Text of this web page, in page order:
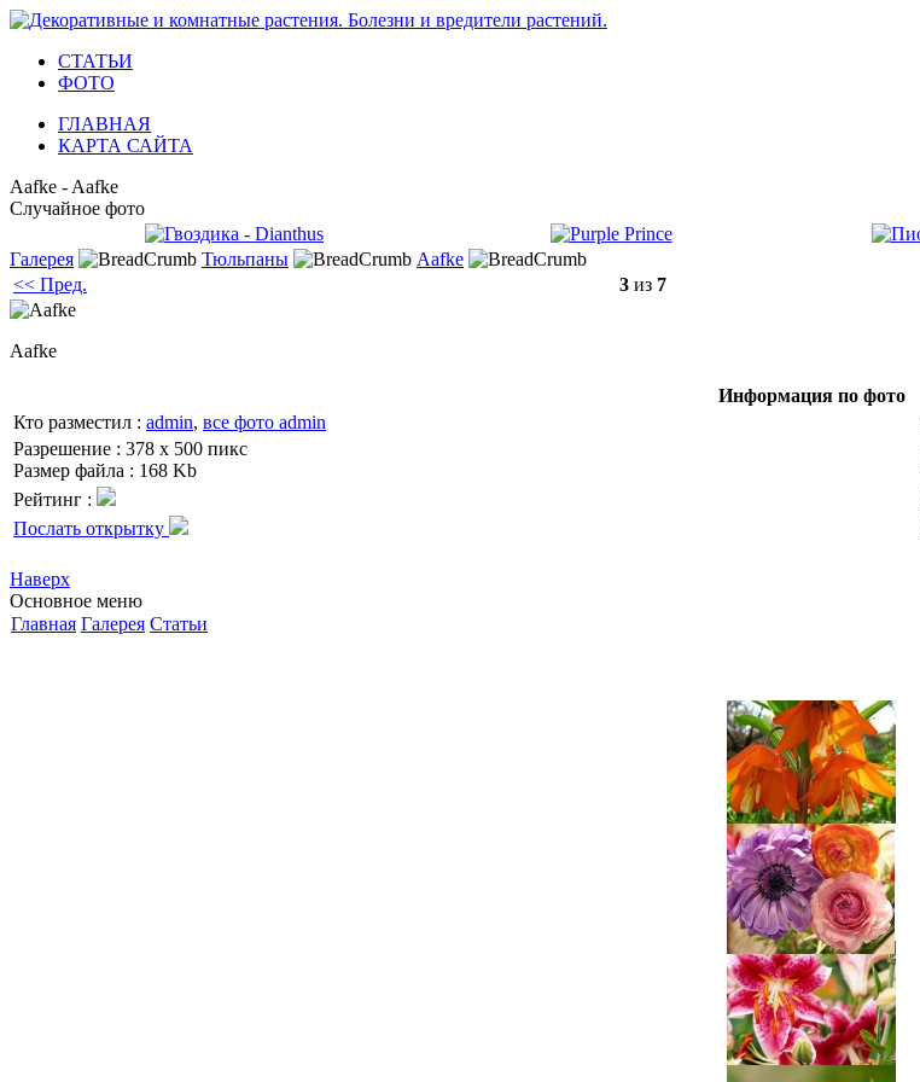
СТАТЬИ
ФОТО
ГЛАВНАЯ
КАРТА САЙТА
Aafke - Aafke
Случайное фото
Галерея Тюльпаны
Aafke
<< Пред.
3 из 7
Aafke
Информация по фото
Кто разместил : admin, все фото admin
Разрешение : 378 x 500 пикс
Размер файла : 168 Kb
Рейтинг :
Послать открытку
Наверх
Основное меню
Главная Галерея Статьи